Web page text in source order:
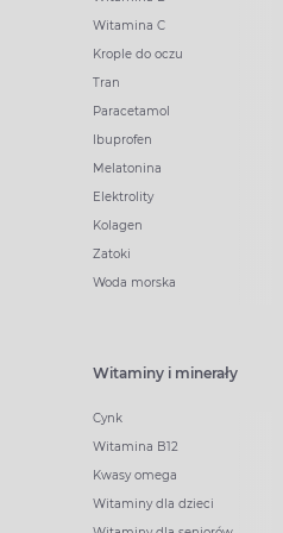
Witamina C
Krople do oczu
Tran
Paracetamol
Ibuprofen
Melatonina
Elektrolity
Kolagen
Zatoki
Woda morska
Witaminy i minerały
Cynk
Witamina B12
Kwasy omega
Witaminy dla dzieci